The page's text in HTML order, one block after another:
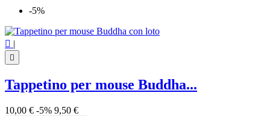
-5%
 |

Tappetino per mouse Buddha...
10,00 € -5% 9,50 €